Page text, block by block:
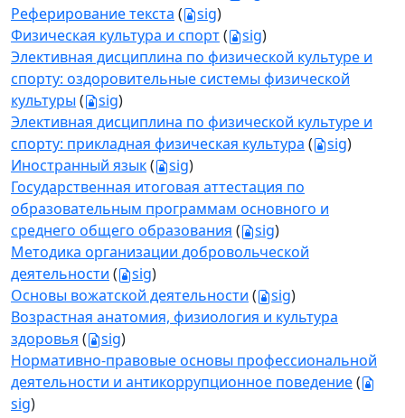
Реферирование текста ( sig)
Физическая культура и спорт( sig)
Элективная дисциплина по физической культуре и
спорту: оздоровительные системы физической
культуры ( sig)
Элективная дисциплина по физической культуре и
спорту: прикладная физическая культура ( sig)
Иностранный язык( sig)
Государственная итоговая аттестация по
образовательным программам основного и
среднего общего образования ( sig)
Методика организации добровольческой
деятельности ( sig)
Основы вожатской деятельности ( sig)
Возрастная анатомия, физиология и культура
здоровья ( sig)
Нормативно-правовые основы профессиональной
деятельности и антикоррупционное поведение(
sig)